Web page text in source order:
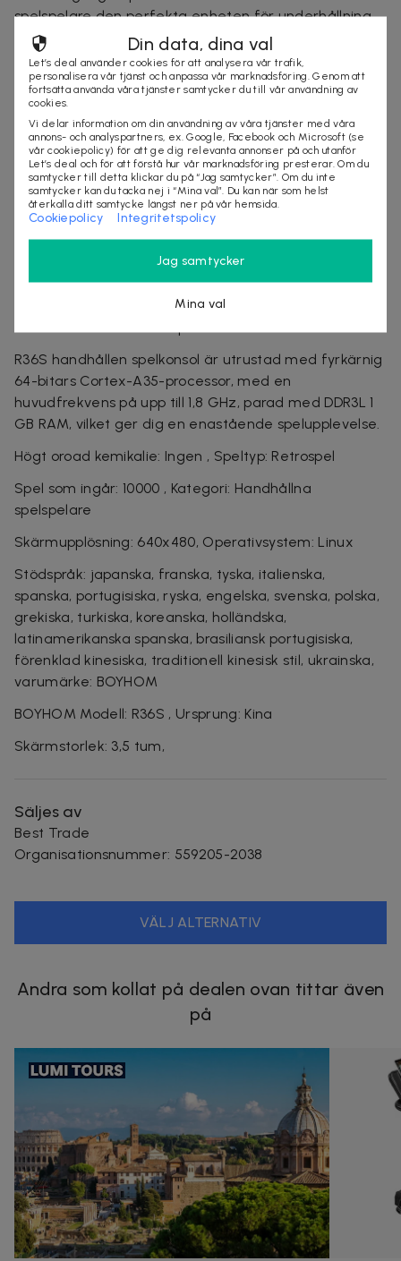
spelspelare den perfekta enheten för underhållning
på resande fot. IPS-skärmen ser inte bara till att
bildkvaliteten är enastående, utan ger också en bred
betraktningsvinkel. Dessutom säkerställer Linux-
systemet smidig spelprestanda och möjliggör enkel
anpassning!
Denna handhållna spelkonsol är inte bara funktionell,
utan också snygg med sitt vackra utseende. Den
kommer i tre olika färger för att matcha din
personlighet och preferenser. Batteritiden är också
imponerande, så du behöver inte oroa dig för att ta
slut på batteri på dina långa resor!
Stöd 21 emulatorer för 15 000+ spel
R36S handhållen spelkonsol är utrustad med fyrkärnig
64-bitars Cortex-A35-processor, med en
huvudfrekvens på upp till 1,8 GHz, parad med DDR3L 1
GB RAM, vilket ger dig en enastående spelupplevelse.
Högt oroad kemikalie: Ingen , Speltyp: Retrospel
Spel som ingår: 10000 , Kategori: Handhållna
spelspelare
Skärmupplösning: 640x480, Operativsystem: Linux
Stödspråk: japanska, franska, tyska, italienska,
spanska, portugisiska, ryska, engelska, svenska, polska,
grekiska, turkiska, koreanska, holländska,
latinamerikanska spanska, brasiliansk portugisiska,
förenklad kinesiska, traditionell kinesisk stil, ukrainska,
varumärke: BOYHOM
BOYHOM Modell: R36S , Ursprung: Kina
Skärmstorlek: 3,5 tum,
Säljes av
Best Trade
Organisationsnummer: 559205-2038
VÄLJ ALTERNATIV
Andra som kollat på dealen ovan tittar även
på
Din data, dina val
Let’s deal använder cookies för att analysera vår trafik,
personalisera vår tjänst och anpassa vår marknadsföring. Genom att
fortsätta använda våra tjänster samtycker du till vår användning av
cookies.
Vi delar information om din användning av våra tjänster med våra
annons- och analyspartners, ex. Google, Facebook och Microsoft (se
vår cookiepolicy) för att ge dig relevanta annonser på och utanför
Let’s deal och för att förstå hur vår marknadsföring presterar. Om du
samtycker till detta klickar du på “Jag samtycker”. Om du inte
samtycker kan du tacka nej i “Mina val”. Du kan när som helst
återkalla ditt samtycke längst ner på vår hemsida.
Cookiepolicy Integritetspolicy
Jag samtycker
Mina val